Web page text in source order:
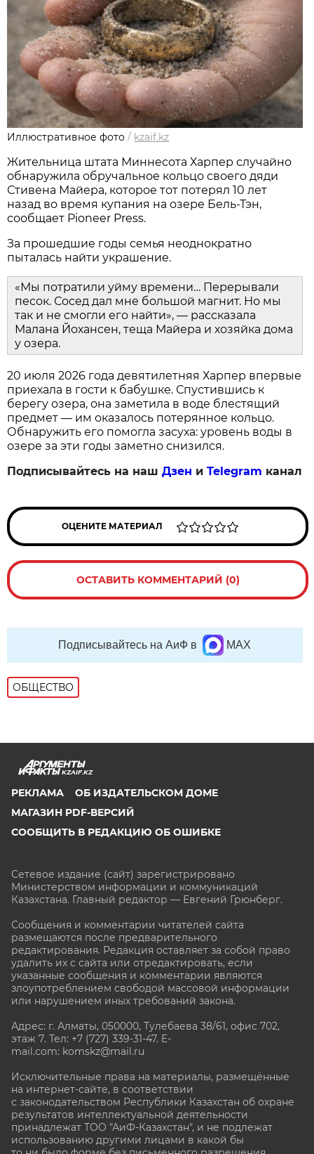
Иллюстративное фото / kzaif.kz
Жительница штата Миннесота Харпер случайно
обнаружила обручальное кольцо своего дяди
Стивена Майера, которое тот потерял 10 лет
назад во время купания на озере Бель-Тэн,
сообщает Pioneer Press.
За прошедшие годы семья неоднократно
пыталась найти украшение.
«Мы потратили уйму времени… Перерывали
песок. Сосед дал мне большой магнит. Но мы
так и не смогли его найти», — рассказала
Малана Йохансен, теща Майера и хозяйка дома
у озера.
20 июля 2026 года девятилетняя Харпер впервые
приехала в гости к бабушке. Спустившись к
берегу озера, она заметила в воде блестящий
предмет — им оказалось потерянное кольцо.
Обнаружить его помогла засуха: уровень воды в
озере за эти годы заметно снизился.
Подписывайтесь на нашДзен иTelegram канал
ОЦЕНИТЕ МАТЕРИАЛ
ОСТАВИТЬ КОММЕНТАРИЙ (0)
Подписывайтесь на АиФ в MAX
ОБЩЕСТВО
KZAIF.KZ
РЕКЛАМА
ОБ ИЗДАТЕЛЬСКОМ ДОМЕ
МАГАЗИН PDF-ВЕРСИЙ
СООБЩИТЬ В РЕДАКЦИЮ ОБ ОШИБКЕ
Сетевое издание (сайт) зарегистрировано
Министерством информации и коммуникаций
Казахстана. Главный редактор — Евгений Грюнберг.
Сообщения и комментарии читателей сайта
размещаются после предварительного
редактирования. Редакция оставляет за собой право
удалить их с сайта или отредактировать, если
указанные сообщения и комментарии являются
злоупотреблением свободой массовой информации
или нарушением иных требований закона.
Адрес: г. Алматы, 050000, Тулебаева 38/61, офис 702,
этаж 7. Тел: +7 (727) 339-31-47. E-
mail.com: komskz@mail.ru
Исключительные права на материалы, размещённые
на интернет-сайте, в соответствии
с законодательством Республики Казахстан об охране
результатов интеллектуальной деятельности
принадлежат ТОО "АиФ-Казахстан", и не подлежат
использованию другими лицами в какой бы